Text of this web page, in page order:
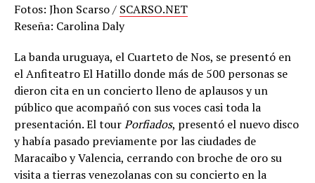
Fotos: Jhon Scarso / SCARSO.NET
Reseña: Carolina Daly
La banda uruguaya, el Cuarteto de Nos, se presentó en
el Anfiteatro El Hatillo donde más de 500 personas se
dieron cita en un concierto lleno de aplausos y un
público que acompañó con sus voces casi toda la
presentación. El tourPorfiados, presentó el nuevo disco
y había pasado previamente por las ciudades de
Maracaibo y Valencia, cerrando con broche de oro su
visita a tierras venezolanas con su concierto en la